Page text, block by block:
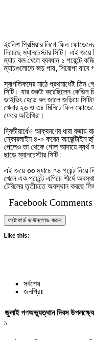
ইংলিশ প্রিমিয়ার লিগে ফিল
দিয়েছে ম্যানচেস্টার সিটি। এই জয়ে
ম্যাচ কম খেলে ব্যবধান ১ পয়েন্টে
ম্যাচগুলোতে জয় পায়, শিরোপা যাবে
স্বাগতিকদের মাঠে প্রথমার্ধেই তিন
সিটি। যার শুরুটা করেছিলেন কেভিন
ডাইভিং হেডে বল জালে জড়িয়ে
খেলার ২৬ ও ৩৪ মিনিটে ফিল
ফেরে অতিথিরা।
দ্বিতীয়ার্ধেও আক্রমণের ধারা বজায়
স্কোরলাইন ৪-০ করেন আর্জেন্টাইন
পেলেও তা থেকে গোল আদায়ে ব্যর্থ
ছাড়ে ম্যানচেস্টার সিটি।
এই জয়ে ৩৩ ম্যাচে ৭৬ পয়েন্ট নিয়ে
খেলে এক পয়েন্টে এগিয়ে শীর্ষে
টেবিলের তৃতীয়তে অবস্থান করছে
Facebook
ফটোকার্ড ডাউনলোড করুন
Like this:
সর্বশেষ
জনপ্রিয়
জুলাই গণঅভ্যুত্থান দিবস উপলক্ষ্যে
১